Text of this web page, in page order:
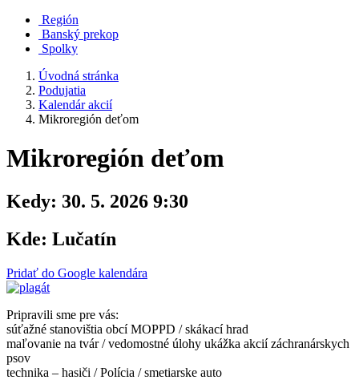
Región
Banský prekop
Spolky
Úvodná stránka
Podujatia
Kalendár akcií
Mikroregión deťom
Mikroregión deťom
Kedy: 30. 5. 2026 9:30
Kde: Lučatín
Pridať do Google kalendára
Pripravili sme pre vás:
súťažné stanovištia obcí MOPPD / skákací hrad
maľovanie na tvár / vedomostné úlohy ukážka akcií záchranárskych
psov
technika – hasiči / Polícia / smetiarske auto